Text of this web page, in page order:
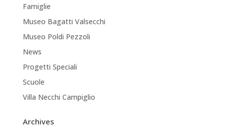
Famiglie
Museo Bagatti Valsecchi
Museo Poldi Pezzoli
News
Progetti Speciali
Scuole
Villa Necchi Campiglio
Archives